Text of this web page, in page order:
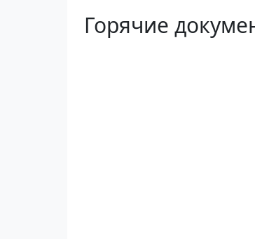
Горячие